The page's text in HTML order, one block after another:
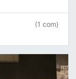
(1 com)